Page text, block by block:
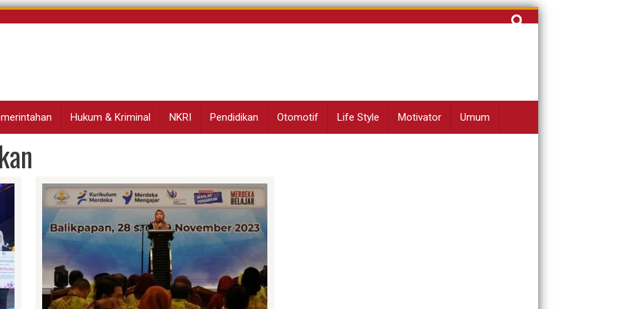
Cari
Hukum & Kriminal NKRI Pendidikan Otomotif Life Style Motivator Umum